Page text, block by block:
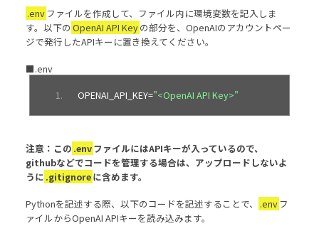
.envファイルを作成して、ファイル内に環境変数を記入しま
す。以下の OpenAI API Keyの部分を、OpenAIのアカウントペー
ジで発行したAPIキーに置き換えてください。
■.env
OPENAI_API_KEY="<OpenAI API Key>"
注意：この .envファイルにはAPIキーが入っているので、
githubなどでコードを管理する場合は、アップロードしないよ
うに .gitignoreに含めます。
Pythonを記述する際、以下のコードを記述することで、
.envフ
ァイルからOpenAI APIキーを読み込みます。